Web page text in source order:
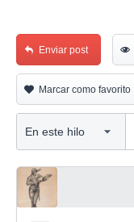
Enviar post
Marcar como favorito